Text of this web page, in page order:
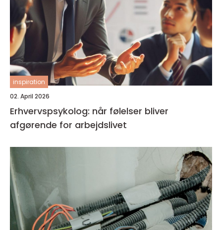
inspiration
02. April 2026
Erhvervspsykolog: når følelser bliver
afgørende for arbejdslivet